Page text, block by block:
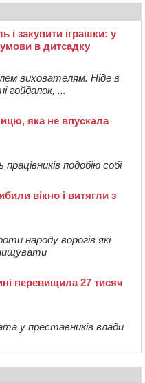
і закупити іграшки: у
в дитсадку
вихователям. Ніде в
гойдалок, ...
яка не впускала
подобію собі
вікно і витягли з
народу ворогів які
перевищила 27 тисяч
у преставників влади